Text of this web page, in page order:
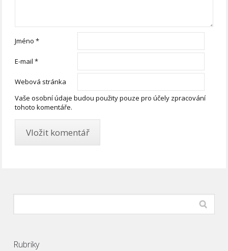
Jméno*
E-mail*
Webová stránka
Vaše osobní údaje budou použity pouze pro účely zpracování
tohoto komentáře.
Rubriky